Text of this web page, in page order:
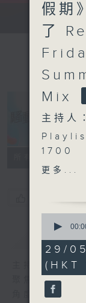
讓音
簡介
主持人：波
聚焦香港以
角度，擴闊
假期
了
Mix
主持人
1700
方力申
Arvin
會
OOTB
Lester
江若琳
更多...
1
hour,
37
22
29/
(HKT